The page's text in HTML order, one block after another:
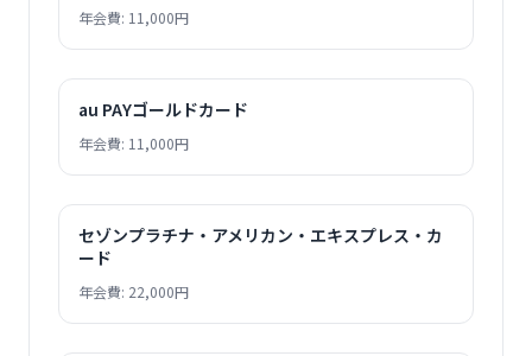
年会費: 11,000円
au PAYゴールドカード
年会費: 11,000円
セゾンプラチナ・アメリカン・エキスプレス・カ
ード
年会費: 22,000円